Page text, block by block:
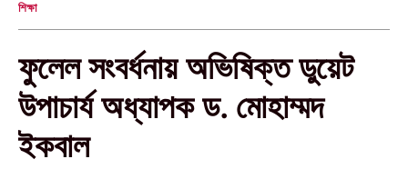
শিক্ষা
ফুলেল সংবর্ধনায় অভিষিক্ত ডুয়েট
উপাচার্য অধ্যাপক ড. মোহাম্মদ
ইকবাল